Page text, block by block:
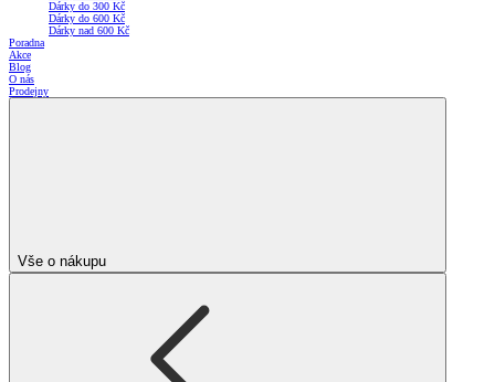
Dárky do 300 Kč
Dárky do 600 Kč
Dárky nad 600 Kč
Poradna
Akce
Blog
O nás
Prodejny
Vše o nákupu